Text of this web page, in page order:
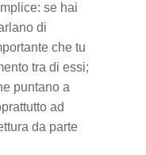
se hai
di
che tu
tra di essi;
puntano a
ad
da parte